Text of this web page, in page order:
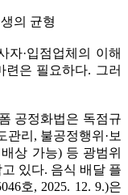
의 균형
자·입점업체의 이해
은 필요하다. 그러
공정화법은 독점규
리, 불공정행위·보
상 가능) 등 광범위
있다. 음식 배달 플
호, 2025. 12. 9.)은